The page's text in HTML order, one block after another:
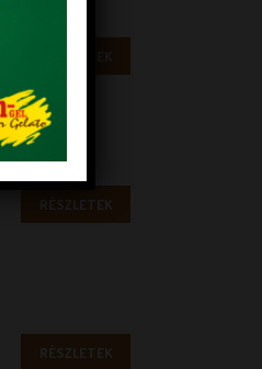
RÉSZLETEK
RÉSZLETEK